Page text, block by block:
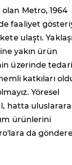
Metro, 1964
faaliyet
ulaştı.
yakın ürün
üzerinde
katkıları
Yöresel
hatta
ürünlerini
da